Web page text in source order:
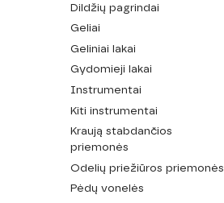
Dildžių pagrindai
Geliai
Geliniai lakai
Gydomieji lakai
Instrumentai
Kiti instrumentai
Kraują stabdančios
priemonės
Odelių priežiūros priemonės
Pėdų vonelės